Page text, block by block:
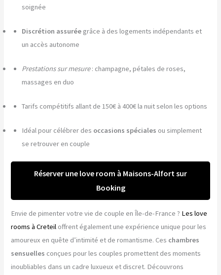
soignée
Discrétion assurée grâce à des logements indépendants et
un accès autonome
Prestations sur mesure: champagne, pétales de roses,
massages en duo
Tarifs compétitifs allant de 150€ à 400€ la nuit selon les options
Idéal pour célébrer des occasions spéciales ou simplement
se retrouver en couple
Réserver une love room à Maisons-Alfort sur
Booking
Envie de pimenter votre vie de couple en Île-de-France ? Les love
rooms à Creteil offrent également une expérience unique pour les
amoureux en quête d’intimité et de romantisme. Ces chambres
sensuelles conçues pour les couples promettent des moments
inoubliables dans un cadre luxueux et discret. Découvrons